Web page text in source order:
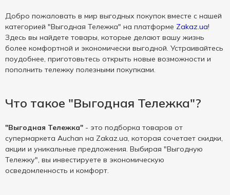
Добро пожаловать в мир выгодных покупок вместе с нашей
категорией "Выгодная Тележка" на платформе Zakaz.ua!
Здесь вы найдете товары, которые делают вашу жизнь
более комфортной и экономически выгодной. Устраивайтесь
поудобнее, приготовьтесь открыть новые возможности и
пополнить тележку полезными покупками.
Что такое "Выгодная Тележка"?
"Выгодная Тележка" - это подборка товаров от
супермаркета Auchan на Zakaz.ua, которая сочетает скидки,
акции и уникальные предложения. Выбирая "Выгодную
Тележку", вы инвестируете в экономическую
осведомленность и комфорт.